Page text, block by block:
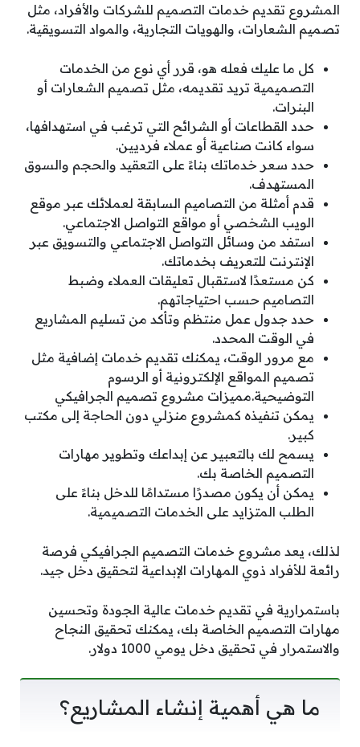
المشروع تقديم خدمات التصميم للشركات والأفراد، مثل
تصميم الشعارات، والهويات التجارية، والمواد التسويقية.
كل ما عليك فعله هو، قرر أي نوع من الخدمات
التصميمية تريد تقديمه، مثل تصميم الشعارات أو
البنرات.
حدد القطاعات أو الشرائح التي ترغب في استهدافها،
سواء كانت صناعية أو عملاء فرديين.
حدد سعر خدماتك بناءً على التعقيد والحجم والسوق
المستهدف.
قدم أمثلة من التصاميم السابقة لعملائك عبر موقع
الويب الشخصي أو مواقع التواصل الاجتماعي.
استفد من وسائل التواصل الاجتماعي والتسويق عبر
الإنترنت للتعريف بخدماتك.
كن مستعدًا لاستقبال تعليقات العملاء وضبط
التصاميم حسب احتياجاتهم.
حدد جدول عمل منتظم وتأكد من تسليم المشاريع
في الوقت المحدد.
مع مرور الوقت، يمكنك تقديم خدمات إضافية مثل
تصميم المواقع الإلكترونية أو الرسوم
التوضيحية.مميزات مشروع تصميم الجرافيكي
يمكن تنفيذه كمشروع منزلي دون الحاجة إلى مكتب
كبير.
يسمح لك بالتعبير عن إبداعك وتطوير مهارات
التصميم الخاصة بك.
يمكن أن يكون مصدرًا مستدامًا للدخل بناءً على
الطلب المتزايد على الخدمات التصميمية.
لذلك، يعد مشروع خدمات التصميم الجرافيكي فرصة
رائعة للأفراد ذوي المهارات الإبداعية لتحقيق دخل جيد.
باستمرارية في تقديم خدمات عالية الجودة وتحسين
مهارات التصميم الخاصة بك، يمكنك تحقيق النجاح
والاستمرار في تحقيق دخل يومي 1000 دولار.
ما هي أهمية إنشاء المشاريع؟